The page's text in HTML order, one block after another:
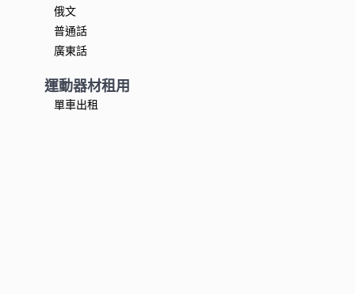
俄文
普通話
廣東話
運動器材租用
單車出租